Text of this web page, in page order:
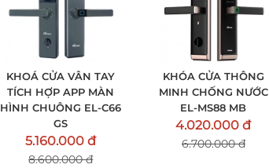
KHOÁ CỬA VÂN TAY
TÍCH HỢP APP MÀN
HÌNH CHUÔNG EL-C66
GS
5.160.000 đ
8.600.000 đ
KHÓA CỬA THÔNG
MINH CHỐNG NƯỚC
EL-MS88 MB
4.020.000 đ
6.700.000 đ